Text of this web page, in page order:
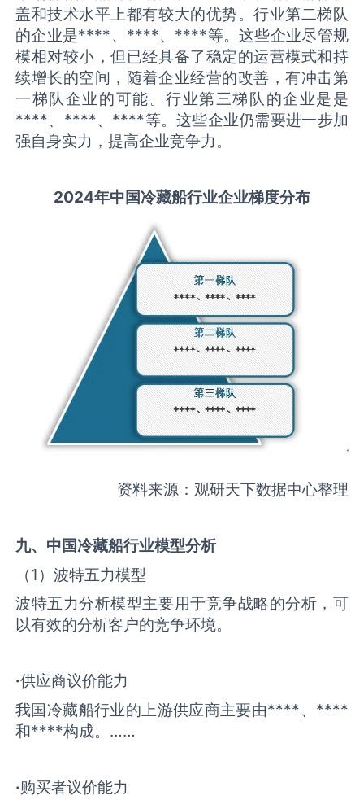
盖和技术水平上都有较大的优势。行业第二梯队
的企业是****、****、****等。这些企业尽管规
模相对较小，但已经具备了稳定的运营模式和持
续增长的空间，随着企业经营的改善，有冲击第
一梯队企业的可能。行业第三梯队的企业是是
****、****、****等。这些企业仍需要进一步加
强自身实力，提高企业竞争力。
2024年中国冷藏船行业企业梯度分布
资料来源：观研天下数据中心整理
九、中国冷藏船行业模型分析
（1）波特五力模型
波特五力分析模型主要用于竞争战略的分析，可
以有效的分析客户的竞争环境。
·供应商议价能力
我国冷藏船行业的上游供应商主要由****、****
和****构成。……
·购买者议价能力